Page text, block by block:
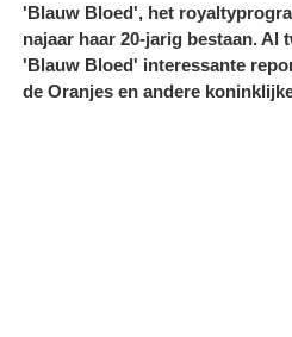
'Blauw Bloed', het
najaar haar 20-jarig bestaan. Al
'Blauw Bloed' interessante
de Oranjes en andere